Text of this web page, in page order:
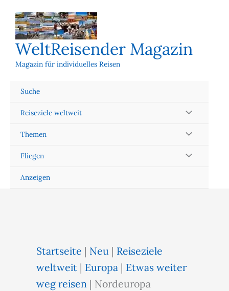
Inhalt
springen
WeltReisender Magazin
Magazin für individuelles Reisen
Suche
Reiseziele weltweit
Themen
Fliegen
Anzeigen
Startseite | Neu | Reiseziele
weltweit | Europa | Etwas weiter
weg reisen | Nordeuropa